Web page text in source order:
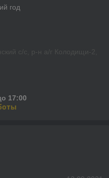
год
с/с, р-н а/г Колодищи-2,
17:00